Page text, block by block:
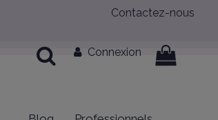
Contactez-nous
Connexion